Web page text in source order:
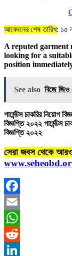
আবেদনের শেষ তারিখ: ১৫
A reputed garment
looking for a
position
See also বিজে জিও
গার্মেন্টস চাকরির নিয়োগ
বিজ্ঞপ্তি ২০২২ গার্মেন্টস
বিজ্ঞপ্তি ২০২২
সেরা জবস থেকে
Facebook
Email
WhatsApp
Reddit